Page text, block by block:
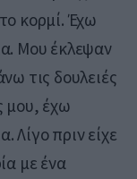
κορμί. Έχω
Μου έκλεψαν
τις δουλειές
μου, έχω
Λίγο πριν είχε
με ένα